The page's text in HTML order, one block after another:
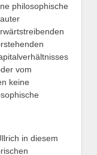
philosophische
vom
keine
in diesem